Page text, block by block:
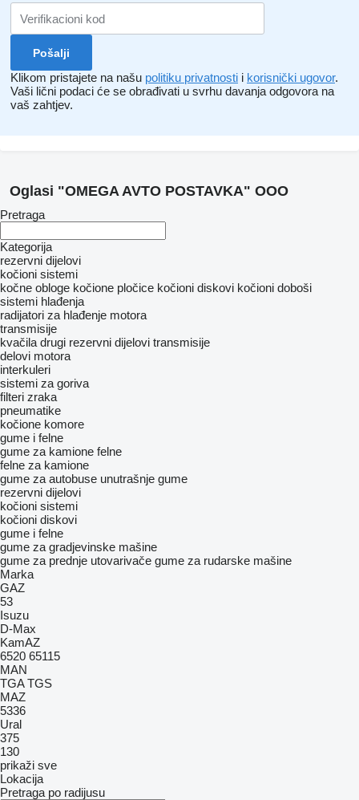
Klikom pristajete na našu politiku privatnosti i korisnički ugovor.
Vaši lični podaci će se obrađivati ​​u svrhu davanja odgovora na
vaš zahtjev.
Oglasi "OMEGA AVTO POSTAVKA" OOO
Pretraga
Kategorija
rezervni dijelovi
kočioni sistemi
kočne obloge kočione pločice kočioni diskovi kočioni doboši
sistemi hlađenja
radijatori za hlađenje motora
transmisije
kvačila drugi rezervni dijelovi transmisije
delovi motora
interkuleri
sistemi za goriva
filteri zraka
pneumatikе
kočione komore
gume i felne
gume za kamione felne
felne za kamione
gume za autobuse unutrašnje gume
rezervni dijelovi
kočioni sistemi
kočioni diskovi
gume i felne
gume za gradjevinske mašine
gume za prednje utovarivače gume za rudarske mašine
Marka
GAZ
53
Isuzu
D-Max
KamAZ
6520 65115
MAN
TGA TGS
MAZ
5336
Ural
375
130
prikaži sve
Lokacija
Pretraga po radijusu